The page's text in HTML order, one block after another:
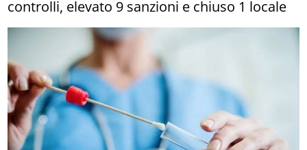
controlli, elevato 9 sanzioni e chiuso 1 locale